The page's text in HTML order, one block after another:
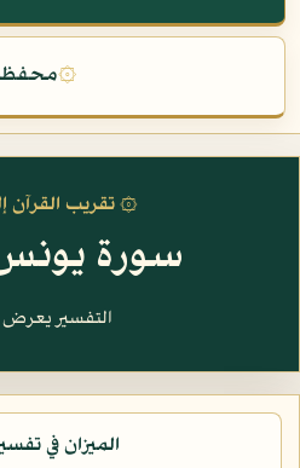
۞
۞ تقريب القرآن
سورة يونس،
التفسير يعرض
الميزان في